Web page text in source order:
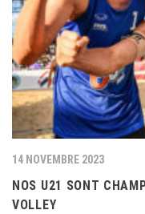
14 NOVEMBRE 2023
NOS U21 SONT
VOLLEY